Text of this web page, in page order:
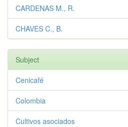
CARDENAS M., R.
CHAVES C., B.
Subject
Cenicafé
Colombia
Cultivos asociados